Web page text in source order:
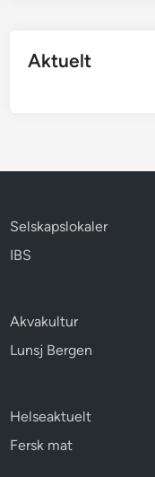
Aktuelt
Selskapslokaler
IBS
Akvakultur
Lunsj Bergen
Helseaktuelt
Fersk mat